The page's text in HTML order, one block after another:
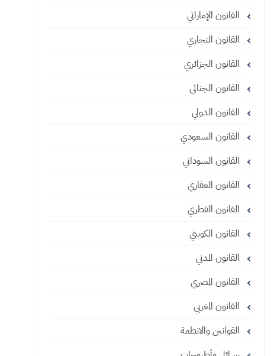
القانون الإماراتي
القانون التجاري
القانون الجزائري
القانون الجنائي
القانون الدولي
القانون السعودي
القانون السوداني
القانون العقاري
القانون القطري
القانون الكويتي
القانون المدني
القانون المصري
القانون المغربي
القوانين والانظمة